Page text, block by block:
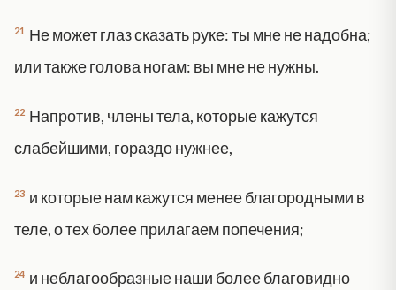
21 Не может глаз сказать руке: ты мне не надобна;
или также голова ногам: вы мне не нужны.
22 Напротив, члены тела, которые кажутся
слабейшими, гораздо нужнее,
23 и которые нам кажутся менее благородными в
теле, о тех более прилагаем попечения;
24 и неблагообразные наши более благовидно